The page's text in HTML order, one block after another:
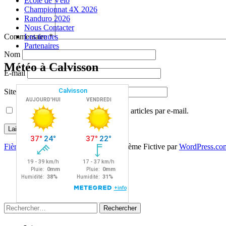
Championnat 4X 2026
Randuro 2026
Nous Contacter
Les tenues
Partenaires
Météo à Calvisson
Rechercher :
Commentaire*
Nom
E-mail
Site web
Prévenez-moi de tous les nouveaux articles par e-mail.
Fièrement propulsé par WordPress Thème Fictive par